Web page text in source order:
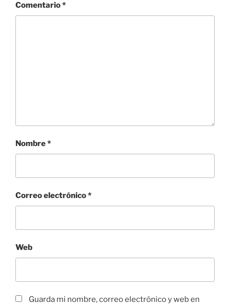
Comentario*
Nombre*
Correo electrónico*
Web
Guarda mi nombre, correo electrónico y web en